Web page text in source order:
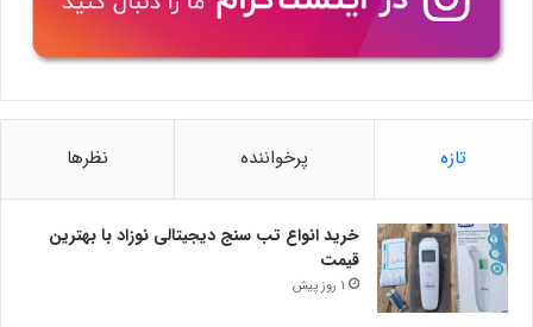
تازه پرخواننده نظرها
خرید انواع تب سنج دیجیتالی نوزاد با بهترین
قیمت
1 روز پیش